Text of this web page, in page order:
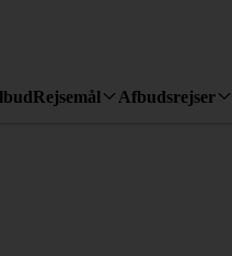
Rejsemål Afbudsrejser